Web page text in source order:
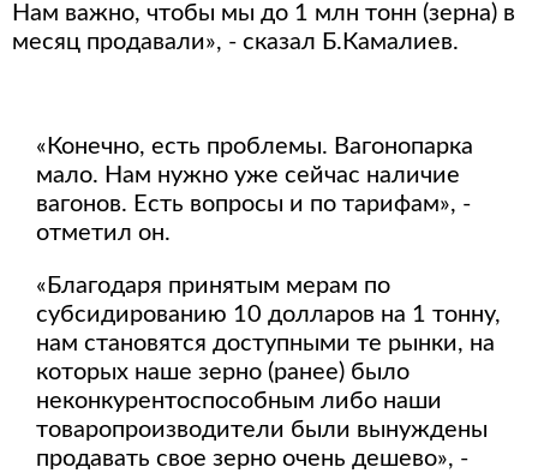
Нам важно, чтобы мы до 1 млн тонн (зерна) в
месяц продавали», - сказал Б.Камалиев.
«Конечно, есть проблемы. Вагонопарка
мало. Нам нужно уже сейчас наличие
вагонов. Есть вопросы и по тарифам», -
отметил он.
«Благодаря принятым мерам по
субсидированию 10 долларов на 1 тонну,
нам становятся доступными те рынки, на
которых наше зерно (ранее) было
неконкурентоспособным либо наши
товаропроизводители были вынуждены
продавать свое зерно очень дешево», -